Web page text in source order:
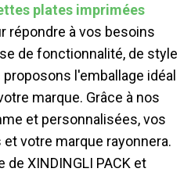
plates imprimées
répondre à vos besoins
de fonctionnalité, de style
l'emballage idéal
marque. Grâce à nos
et personnalisées, vos
votre marque rayonnera.
de XINDINGLI PACK et